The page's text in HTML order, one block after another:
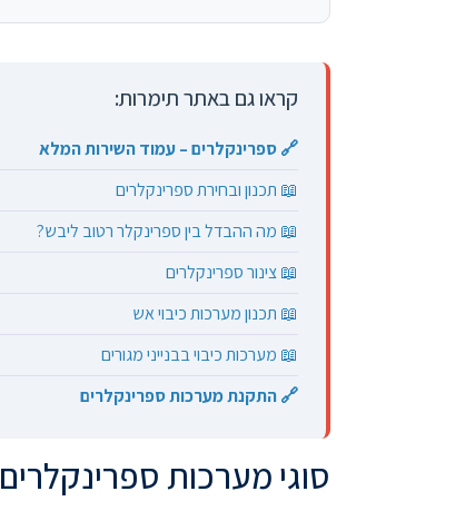
קראו גם באתר תימרות:
🔗 ספרינקלרים – עמוד השירות המלא
📖 תכנון ובחירת ספרינקלרים
📖 מה ההבדל בין ספרינקלר רטוב ליבש?
📖 צינור ספרינקלרים
📖 תכנון מערכות כיבוי אש
📖 מערכות כיבוי בבנייני מגורים
🔗 התקנת מערכות ספרינקלרים
סוגי מערכות ספרינקלרים